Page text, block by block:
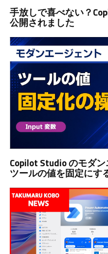
手放しで喜べない？
公開されました
Copilot Studio のモダ
ツールの値を固定にす